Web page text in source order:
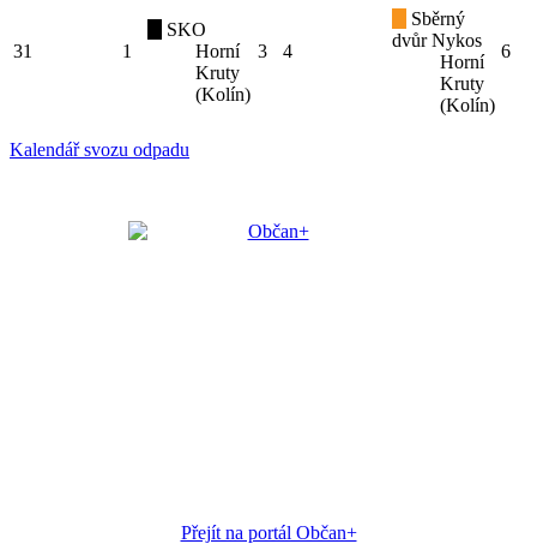
31 1
SKO
Horní
Kruty
(Kolín)
3 4
Sběrný
dvůr Nykos
Horní
Kruty
(Kolín)
6
Kalendář svozu odpadu
Přejít na portál Občan+